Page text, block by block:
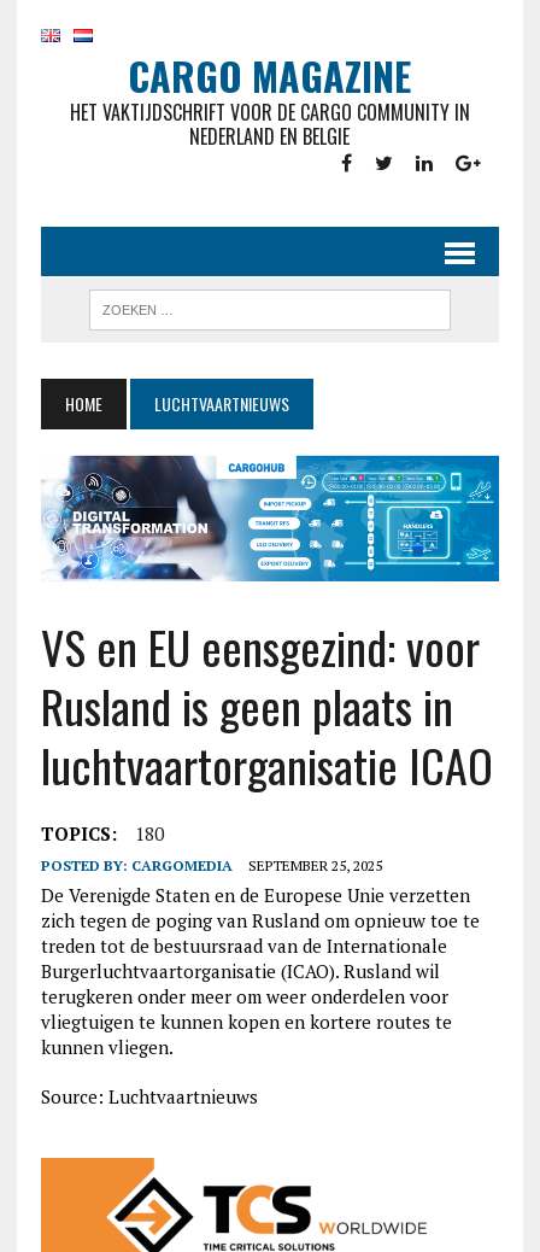
CARGO MAGAZINE
HET VAKTIJDSCHRIFT VOOR DE CARGO COMMUNITY IN
NEDERLAND EN BELGIE
HOME LUCHTVAARTNIEUWS
VS en EU eensgezind: voor
Rusland is geen plaats in
luchtvaartorganisatie ICAO
TOPICS: 180
POSTED BY: CARGOMEDIA SEPTEMBER 25, 2025
De Verenigde Staten en de Europese Unie verzetten
zich tegen de poging van Rusland om opnieuw toe te
treden tot de bestuursraad van de Internationale
Burgerluchtvaartorganisatie (ICAO). Rusland wil
terugkeren onder meer om weer onderdelen voor
vliegtuigen te kunnen kopen en kortere routes te
kunnen vliegen.
Source: Luchtvaartnieuws